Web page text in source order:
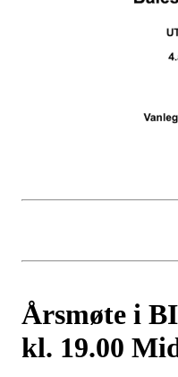
Årsmøte i
kl. 19.00